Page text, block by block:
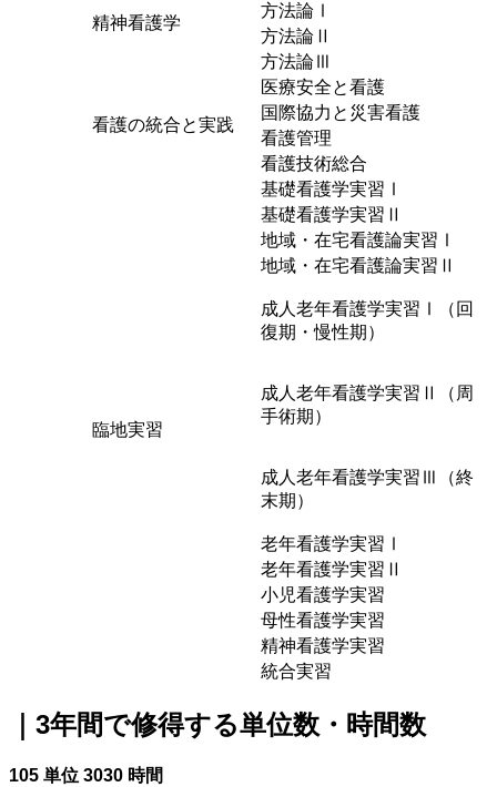
精神看護学
方法論Ⅰ
方法論Ⅱ
方法論Ⅲ
看護の統合と実践
医療安全と看護
国際協力と災害看護
看護管理
看護技術総合
臨地実習
基礎看護学実習Ⅰ
基礎看護学実習Ⅱ
地域・在宅看護論実習Ⅰ
地域・在宅看護論実習Ⅱ
成人老年看護学実習 Ⅰ
（回
復期・慢性期）
成人老年看護学実習 Ⅱ
（周
手術期）
成人老年看護学実習 Ⅲ
（終
末期）
老年看護学実習Ⅰ
老年看護学実習Ⅱ
小児看護学実習
母性看護学実習
精神看護学実習
統合実習
｜3年間で修得する単位数・時間数
105 単位 3030 時間